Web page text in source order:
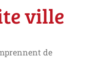
ville
de